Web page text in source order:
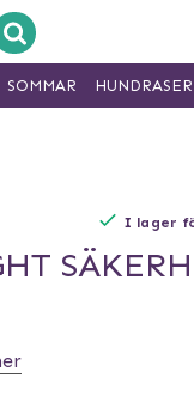
I lager
SOMMAR HUNDRASER